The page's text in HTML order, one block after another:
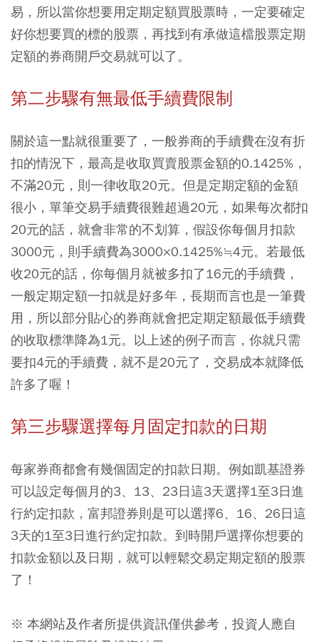
易，所以當你想要用定期定額買股票時，一定要確定
好你想要買的標的股票，再找到有承做這檔股票定期
定額的券商開戶交易就可以了。
第二步驟有無最低手續費限制
關於這一點就很重要了，一般券商的手續費在沒有折
扣的情況下，最高是收取買賣股票金額的0.1425%，
不滿20元，則一律收取20元。但是定期定額的金額
很小，單筆交易手續費很難超過20元，如果每次都扣
20元的話，就會非常的不划算，假設你每個月扣款
3000元，則手續費為3000×0.1425%≒4元。若最低
收20元的話，你每個月就被多扣了16元的手續費，
一般定期定額一扣就是好多年，長期而言也是一筆費
用，所以部分貼心的券商就會把定期定額最低手續費
的收取標準降為1元。以上述的例子而言，你就只需
要扣4元的手續費，就不是20元了，交易成本就降低
許多了喔！
第三步驟選擇每月固定扣款的日期
每家券商都會有幾個固定的扣款日期。例如凱基證券
可以設定每個月的3、13、23日這3天選擇1至3日進
行約定扣款，富邦證券則是可以選擇6、16、26日這
3天的1至3日進行約定扣款。到時開戶選擇你想要的
扣款金額以及日期，就可以輕鬆交易定期定額的股票
了！
※ 本網站及作者所提供資訊僅供參考，投資人應自